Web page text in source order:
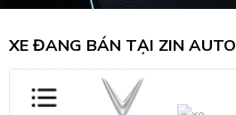
XE ĐANG BÁN TẠI ZIN AUTO